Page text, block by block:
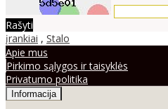
Rašyti
įrankiai , Stalo
Apie mus
Pirkimo sąlygos ir taisyklės
Privatumo politika
Informacija